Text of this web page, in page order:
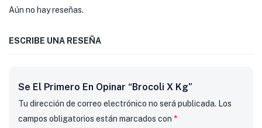
Aún no hay reseñas.
ESCRIBE UNA RESEÑA
Se El Primero En Opinar “Brocoli X Kg”
Tu dirección de correo electrónico no será publicada. Los
campos obligatorios están marcados con *